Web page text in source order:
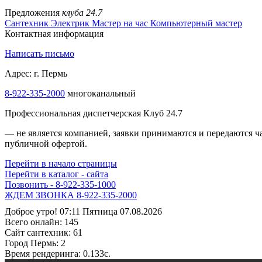
Предложения клуба 24.7
Сантехник Электрик Мастер на час Компьютерный мастер
Контактная информация
Написать письмо
Адрес: г. Пермь
8-922-335-1000 многоканальный
Профессиональная диспетчерская Клуб 24.7
— не является компанией, заявки принимаются и передаются
публичной офертой.
Перейти в начало страницы
Перейти в каталог - сайта
Позвонить - 8-922-335-1000
Жми - 8-922-335-3000!
Доброе утро! 07:11 Пятница 07.08.2026
Всего онлайн: 145
Сайт cантехник: 61
Город Пермь: 2
Время рендеринга: 0.133c.